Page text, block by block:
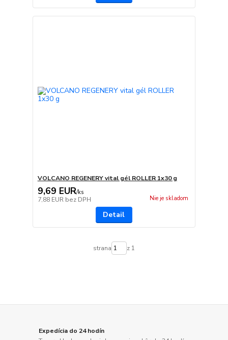
VOLCANO REGENERY vital gél ROLLER 1x30 g
9,69 EUR/ks
7,88 EUR bez DPH Nie je skladom
Detail
strana z 1
Expedícia do 24 hodín